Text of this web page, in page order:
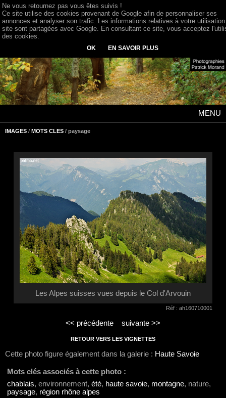
MENU
IMAGES / MOTS CLES / paysage
Les Alpes suisses vues depuis le Col d'Arvouin
Réf : ah160710001
<< précédente suivante >>
RETOUR VERS LES VIGNETTES
Cette photo figure également dans la galerie : Haute Savoie
Mots clés associés à cette photo :
chablais, environnement, été, haute savoie, montagne, nature,
paysage, région rhône alpes
Ne vous retournez pas vous êtes suivis !
Ce site utilise des cookies provenant de Google afin de personnaliser ses
annonces et analyser son trafic. Les informations relatives à votre
site sont partagées avec Google. En consultant ce site, vous acceptez
des cookies.
OK EN SAVOIR PLUS